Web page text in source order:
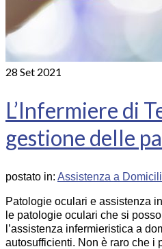
28 Set 2021
L’Infermiere di
gestione delle
postato in: Assistenza a
Patologie oculari e assistenza
le patologie oculari che si
l’assistenza infermieristica a
autosufficienti. Non è raro che i